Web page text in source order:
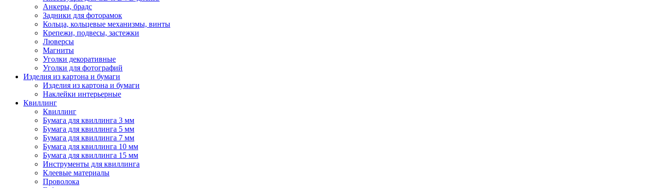
Анкеры, брадс
Задники для фоторамок
Кольца, кольцевые механизмы, винты
Крепежи, подвесы, застежки
Люверсы
Магниты
Уголки декоративные
Уголки для фотографий
Изделия из картона и бумаги
Изделия из картона и бумаги
Наклейки интерьерные
Квиллинг
Квиллинг
Бумага для квиллинга 3 мм
Бумага для квиллинга 5 мм
Бумага для квиллинга 7 мм
Бумага для квиллинга 10 мм
Бумага для квиллинга 15 мм
Инструменты для квиллинга
Клеевые материалы
Проволока